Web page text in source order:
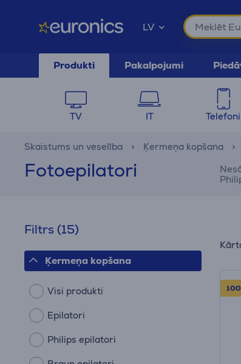
LV
Produkti Pakalpojumi
TV IT Telefoni
Skaistums un veselība Ķermeņa kopšana
Fotoepilatori
Filtrs (15)
Ķermeņa kopšana
Visi produkti
Epilatori
Philips epilatori